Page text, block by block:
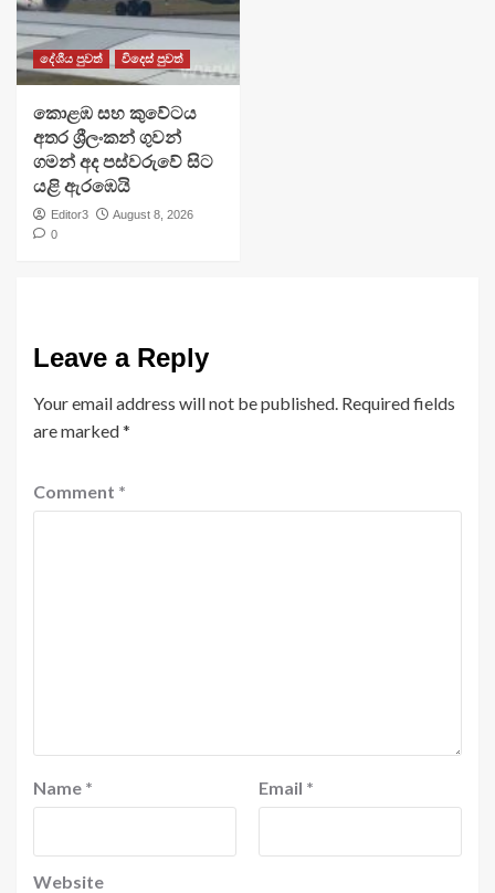
දේශීය පුවත් විදෙස් පුවත්
​කොළඹ සහ කුවේටය
අතර ශ්‍රීලංකන් ගුවන්
ගමන් අද පස්වරුවේ සිට
යළි ඇරඹෙයි
Editor3
August 8, 2026
0
Leave a Reply
Your email address will not be published. Required fields
are marked*
Comment *
Name * Email *
Website